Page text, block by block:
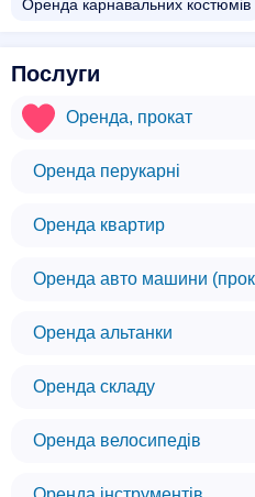
Оренда карнавальних костюмів
Послуги
Оренда, прокат
Оренда перукарні
Оренда квартир
Оренда авто машини
Оренда альтанки
Оренда складу
Оренда велосипедів